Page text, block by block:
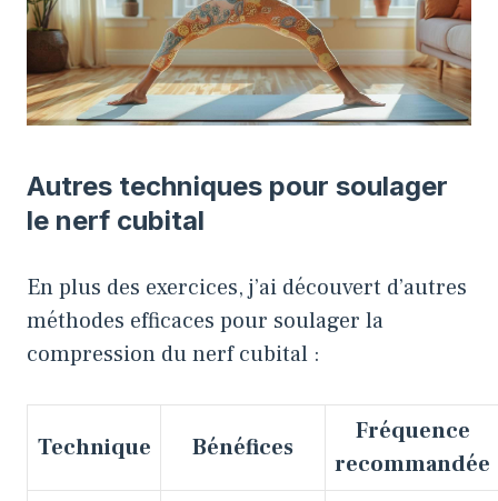
Autres techniques pour soulager
le nerf cubital
En plus des exercices, j’ai découvert d’autres
méthodes efficaces pour soulager la
compression du nerf cubital :
Technique Bénéfices
Fréquence
recommandée